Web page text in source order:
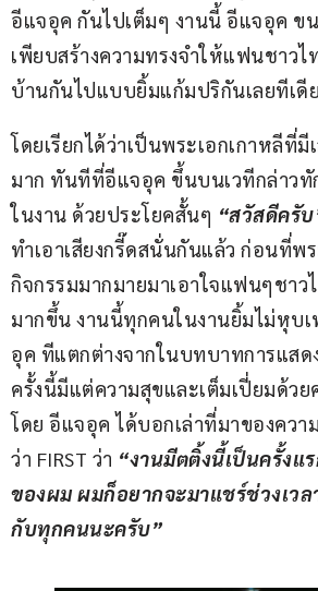
อีแจอุค กันไปเต็มๆ งานนี้ อีแจอุค ข
เพียบสร้างความทรงจำให้แฟนชาว
บ้านกันไปแบบยิ้มแก้มปริกันเลยทีเดี
โดยเรียกได้ว่าเป็นพระเอกเกาหลีที่
มาก ทันทีที่อีแจอุค ขึ้นบนเวทีกล่าว
ในงาน ด้วยประโยคสั้นๆ “สวัสดีครั
ทำเอาเสียงกรี๊ดสนั่นกันแล้ว ก่อนที่พ
กิจกรรมมากมายมาเอาใจแฟนๆชาว
มากขึ้น งานนี้ทุกคนในงานยิ้มไม่หุบเ
อุค ทีแตกต่างจากในบทบาทการแสด
ครั้งนี้มีแต่ความสุขและเต็มเปี่ยมด้วย
โดย อีแจอุค ได้บอกเล่าที่มาของคว
ว่า FIRST ว่า “งานมีตติ้งนี้เป็นครั้งแ
ของผม ผมก็อยากจะมาแชร์ช่วงเว
กับทุกคนนะครับ”